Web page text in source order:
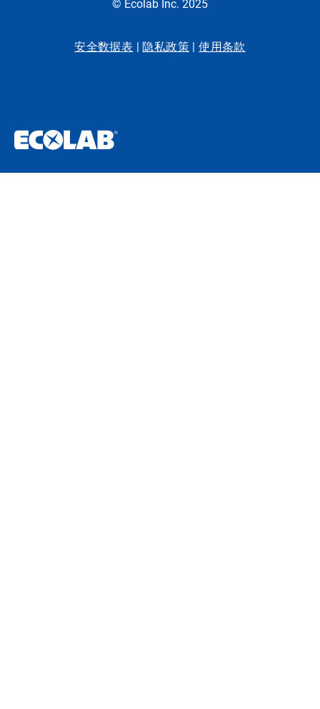
© Ecolab Inc. 2025
安全数据表 | 隐私政策 |使用条款